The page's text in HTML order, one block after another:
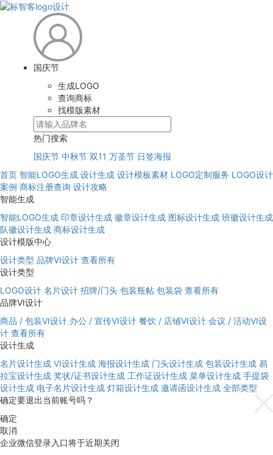
国庆节
生成LOGO
查询商标
找模版素材
热门搜索
国庆节 中秋节 双11 万圣节 日签海报
首页 智能LOGO生成 设计生成 设计模板素材 LOGO定制服务 LOGO设计
案例 商标注册查询 设计攻略
智能生成
智能LOGO生成 印章设计生成 徽章设计生成 图标设计生成 班徽设计生成
队徽设计生成 商标设计生成
设计模版中心
设计类型 品牌VI设计 查看所有
设计类型
LOGO设计 名片设计 招牌/门头 包装瓶帖 包装袋 查看所有
品牌VI设计
商品 / 包装VI设计 办公 / 宣传VI设计 餐饮 / 店铺VI设计 会议 / 活动VI设
计 查看所有
设计生成
名片设计生成 VI设计生成 海报设计生成 门头设计生成 包装设计生成 易
拉宝设计生成 奖状/证书设计生成 工作证设计生成 菜单设计生成 手提袋
设计生成 电子名片设计生成 灯箱设计生成 邀请函设计生成 全部类型
确定要退出当前账号吗？
确定
取消
企业微信登录入口将于近期关闭